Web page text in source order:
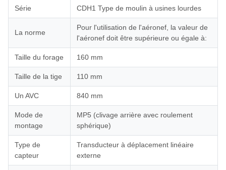
Série CDH1 Type de moulin à usines lourdes
La norme
Pour l'utilisation de l'aéronef, la valeur de
l'aéronef doit être supérieure ou égale à:
Taille du forage 160 mm
Taille de la tige 110 mm
Un AVC 840 mm
Mode de
montage
MP5 (clivage arrière avec roulement
sphérique)
Type de
capteur
Transducteur à déplacement linéaire
externe